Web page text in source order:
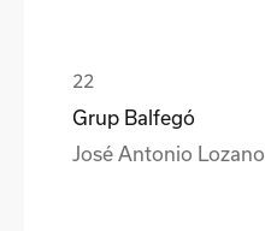
Grup Balfegó
José Antonio Lozano